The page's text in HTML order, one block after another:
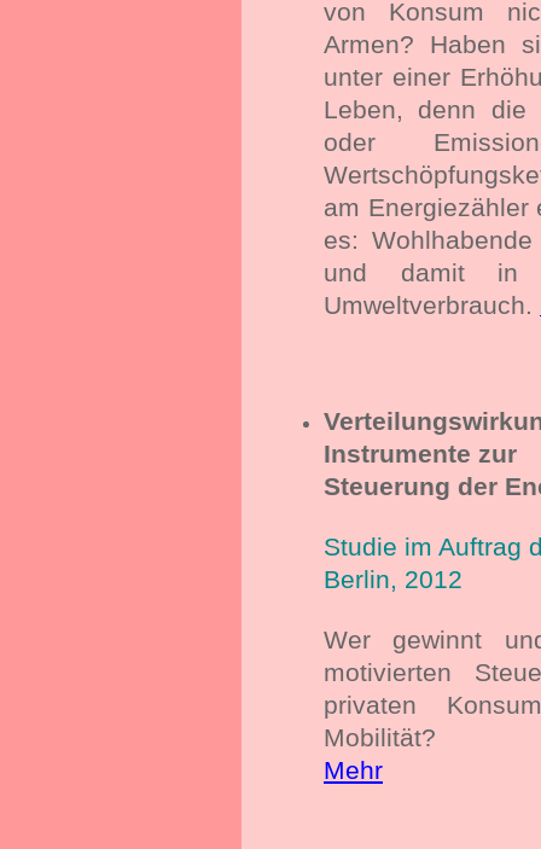
von Konsum
Armen? Haben
unter einer
Leben, denn die
oder
am Energiezähler
es:
und damit in
Umweltverbrauch.
Instrumente zur
Steuerung der
Studie im Auftrag
Berlin, 2012
Wer gewinnt
motivierten
privaten
Mobilität?
Mehr